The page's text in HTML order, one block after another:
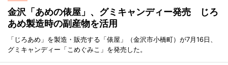
金沢「あめの俵屋」、グミキャンディー発売 じろ
あめ製造時の副産物を活用
「じろあめ」を製造・販売する「俵屋」（金沢市小橋町）が7月16日、
グミキャンディー「こめぐみこ」を発売した。